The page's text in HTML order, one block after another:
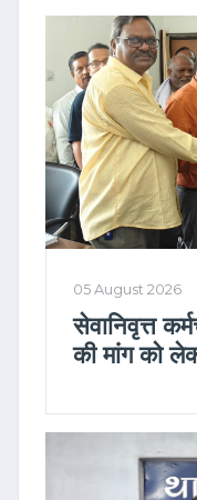
05 August 2026
सेवानिवृत्त
की मांग को